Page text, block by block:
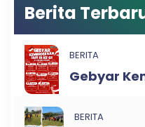
Berita
BERITA
Gebyar
BERITA